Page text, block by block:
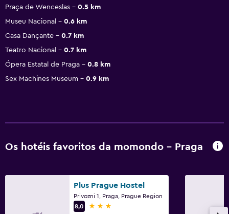
Praça de Wenceslas
0.5 km
Museu Nacional
0.6 km
Casa Dançante
0.7 km
Teatro Nacional
0.7 km
Ópera Estatal de Praga
0.8 km
Sex Machines Museum
0.9 km
Os hotéis favoritos da momondo - Praga
Plus Prague Hostel
Privozni 1, Praga, Prague Region
8,0
3 estrelas